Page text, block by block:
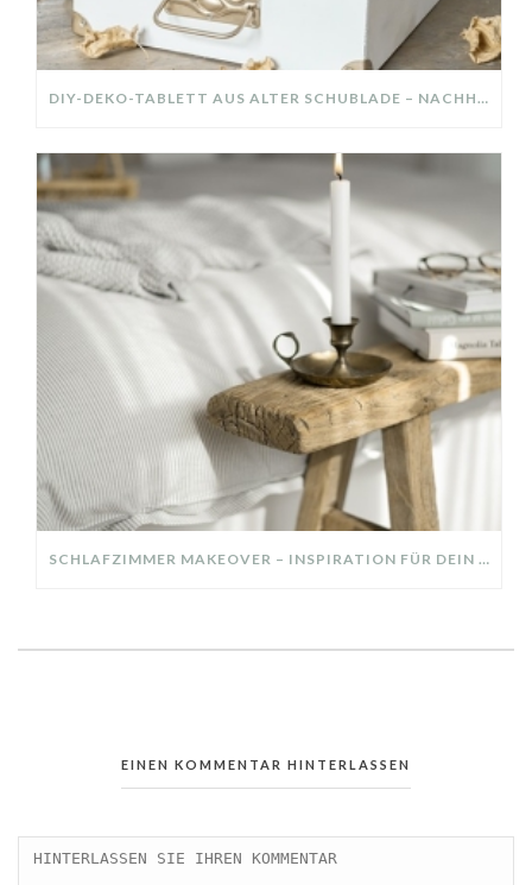
DIY-DEKO-TABLETT AUS ALTER SCHUBLADE – NACHHALTIGE HERBSTDEKO SELBER MACHEN!
SCHLAFZIMMER MAKEOVER – INSPIRATION FÜR DEIN SCHLAFZIMMER: AUS ALT MACH NEU – HELL, GEMÜTLICH UND EINLADEND
EINEN KOMMENTAR HINTERLASSEN